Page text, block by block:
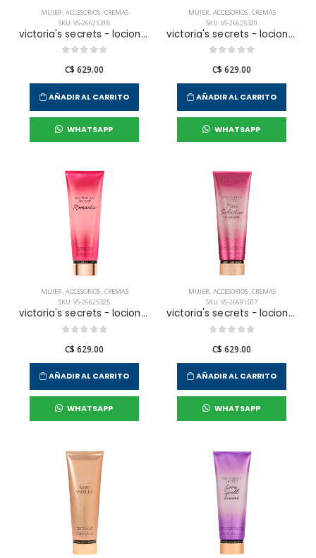
MUJER,ACCESORIOS,CREMAS
SKU: VS-26625318
victoria's secrets - locion corporal aqua kiss para mujer
C$ 629.00
AÑADIR AL CARRITO
WHATSAPP
MUJER,ACCESORIOS,CREMAS
SKU: VS-26625320
victoria's secrets - locion corporal amber romance para mujer
C$ 629.00
AÑADIR AL CARRITO
WHATSAPP
MUJER,ACCESORIOS,CREMAS
SKU: VS-26625325
victoria's secrets - locion corporal romantic body para mujer
C$ 629.00
AÑADIR AL CARRITO
WHATSAPP
MUJER,ACCESORIOS,CREMAS
SKU: VS-26691507
victoria's secrets - locion corporal pure seduction shimmer para mujer
C$ 629.00
AÑADIR AL CARRITO
WHATSAPP